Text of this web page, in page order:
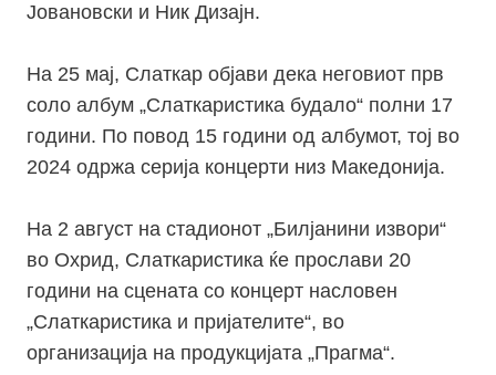
Јовановски и Ник Дизајн.
На 25 мај, Слаткар објави дека неговиот прв
соло албум „Слаткаристика будало“ полни 17
години. По повод 15 години од албумот, тој во
2024 одржа серија концерти низ Македонија.
На 2 август на стадионот „Билјанини извори“
во Охрид, Слаткаристика ќе прослави 20
години на сцената со концерт насловен
„Слаткаристика и пријателите“, во
организација на продукцијата „Прагма“. ​